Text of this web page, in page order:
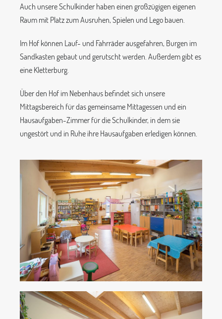
Auch unsere Schulkinder haben einen großzügigen eigenen
Raum mit Platz zum Ausruhen, Spielen und Lego bauen.
Im Hof können Lauf- und Fahrräder ausgefahren, Burgen im
Sandkasten gebaut und gerutscht werden. Außerdem gibt es
eine Kletterburg.
Über den Hof im Nebenhaus befindet sich unsere
Mittagsbereich für das gemeinsame Mittagessen und ein
Hausaufgaben-Zimmer für die Schulkinder, in dem sie
ungestört und in Ruhe ihre Hausaufgaben erledigen können.